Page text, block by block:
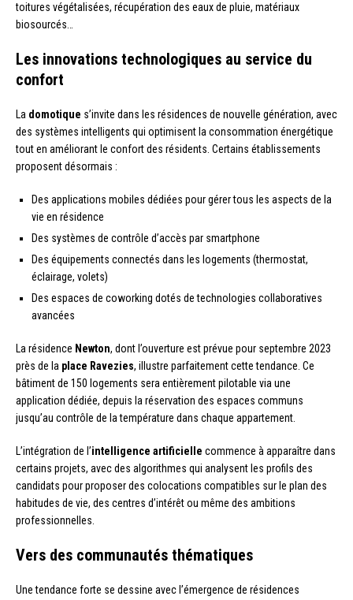
toitures végétalisées, récupération des eaux de pluie, matériaux
biosourcés…
Les innovations technologiques au service du
confort
La domotique s’invite dans les résidences de nouvelle génération, avec
des systèmes intelligents qui optimisent la consommation énergétique
tout en améliorant le confort des résidents. Certains établissements
proposent désormais :
Des applications mobiles dédiées pour gérer tous les aspects de la
vie en résidence
Des systèmes de contrôle d’accès par smartphone
Des équipements connectés dans les logements (thermostat,
éclairage, volets)
Des espaces de coworking dotés de technologies collaboratives
avancées
La résidence Newton, dont l’ouverture est prévue pour septembre 2023
près de la place Ravezies, illustre parfaitement cette tendance. Ce
bâtiment de 150 logements sera entièrement pilotable via une
application dédiée, depuis la réservation des espaces communs
jusqu’au contrôle de la température dans chaque appartement.
L’intégration de l’intelligence artificielle commence à apparaître dans
certains projets, avec des algorithmes qui analysent les profils des
candidats pour proposer des colocations compatibles sur le plan des
habitudes de vie, des centres d’intérêt ou même des ambitions
professionnelles.
Vers des communautés thématiques
Une tendance forte se dessine avec l’émergence de résidences